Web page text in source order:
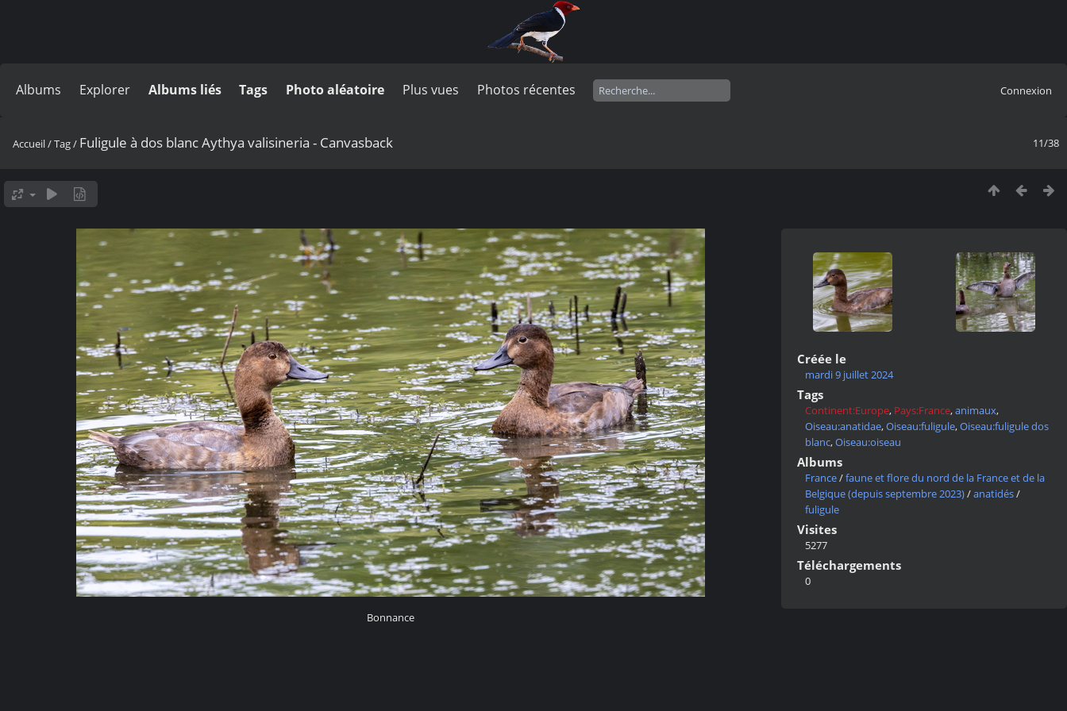
Albums Explorer Albums liés Tags Photo aléatoire Plus vues Photos récentes Connexion
11/38
Accueil/Tag/ Fuligule à dos blanc Aythya valisineria - Canvasback
Bonnance
Créée le
mardi 9 juillet 2024
Tags
Continent:Europe, Pays:France,animaux,
Oiseau:anatidae,Oiseau:fuligule,Oiseau:fuligule dos
blanc,Oiseau:oiseau
Albums
France/faune et flore du nord de la France et de la
Belgique (depuis septembre 2023)/anatidés/
fuligule
Visites
5277
Téléchargements
0